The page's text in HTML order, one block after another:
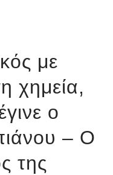
με
χημεία,
ο
– Ο
της